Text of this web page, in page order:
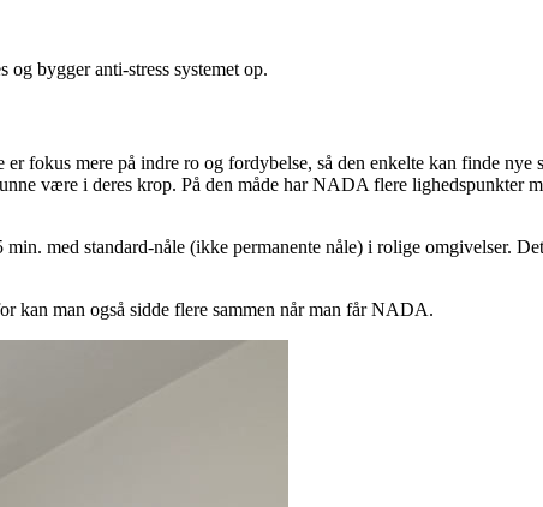
bygger anti-stress systemet op.
fokus mere på indre ro og fordybelse, så den enkelte kan finde nye
være i deres krop. På den måde har NADA flere lighedspunkter
med standard-nåle (ikke permanente nåle) i rolige omgivelser.
kan man også sidde flere sammen når man får NADA.